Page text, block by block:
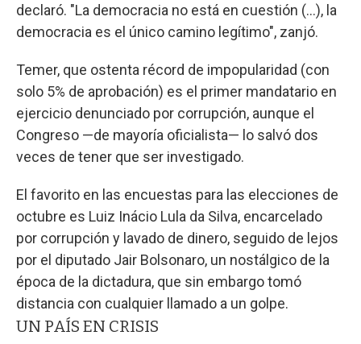
declaró. "La democracia no está en cuestión (...), la
democracia es el único camino legítimo", zanjó.
Temer, que ostenta récord de impopularidad (con
solo 5% de aprobación) es el primer mandatario en
ejercicio denunciado por corrupción, aunque el
Congreso —de mayoría oficialista— lo salvó dos
veces de tener que ser investigado.
El favorito en las encuestas para las elecciones de
octubre es Luiz Inácio Lula da Silva, encarcelado
por corrupción y lavado de dinero, seguido de lejos
por el diputado Jair Bolsonaro, un nostálgico de la
época de la dictadura, que sin embargo tomó
distancia con cualquier llamado a un golpe.
UN PAÍS EN CRISIS